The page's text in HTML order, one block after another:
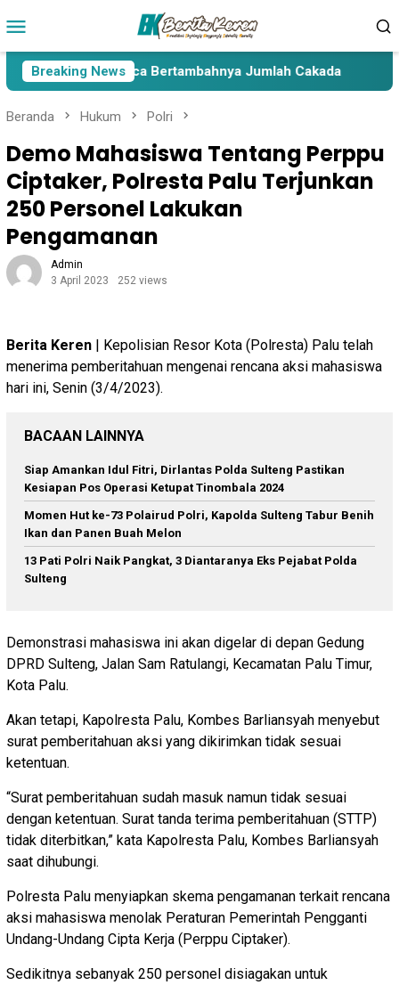
ke
Mobile
Breaking News
Paslon Pasca Bertambahnya Jumlah Cakada
Beranda Hukum Polri
Demo Mahasiswa Tentang Perppu
Ciptaker, Polresta Palu Terjunkan
250 Personel Lakukan
Pengamanan
Admin
3 April 2023
252 views
Berita Keren | Kepolisian Resor Kota (Polresta) Palu telah
menerima pemberitahuan mengenai rencana aksi mahasiswa
hari ini, Senin (3/4/2023).
BACAAN LAINNYA
Siap Amankan Idul Fitri, Dirlantas Polda Sulteng Pastikan
Kesiapan Pos Operasi Ketupat Tinombala 2024
Momen Hut ke-73 Polairud Polri, Kapolda Sulteng Tabur Benih
Ikan dan Panen Buah Melon
13 Pati Polri Naik Pangkat, 3 Diantaranya Eks Pejabat Polda
Sulteng
Demonstrasi mahasiswa ini akan digelar di depan Gedung
DPRD Sulteng, Jalan Sam Ratulangi, Kecamatan Palu Timur,
Kota Palu.
Akan tetapi, Kapolresta Palu, Kombes Barliansyah menyebut
surat pemberitahuan aksi yang dikirimkan tidak sesuai
ketentuan.
“Surat pemberitahuan sudah masuk namun tidak sesuai
dengan ketentuan. Surat tanda terima pemberitahuan (STTP)
tidak diterbitkan,” kata Kapolresta Palu, Kombes Barliansyah
saat dihubungi.
Polresta Palu menyiapkan skema pengamanan terkait rencana
aksi mahasiswa menolak Peraturan Pemerintah Pengganti
Undang-Undang Cipta Kerja (Perppu Ciptaker).
Sedikitnya sebanyak 250 personel disiagakan untuk